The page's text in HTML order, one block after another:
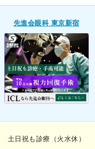
先進会眼科 東京新宿
土日祝も診療（火水休）